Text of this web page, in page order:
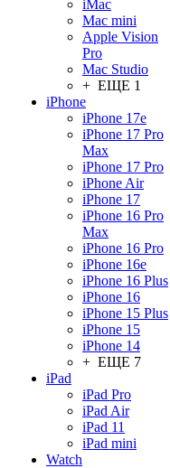
iMac
Mac mini
Apple Vision
Pro
Mac Studio
+ ЕЩЕ 1
iPhone
iPhone 17e
iPhone 17 Pro
Max
iPhone 17 Pro
iPhone Air
iPhone 17
iPhone 16 Pro
Max
iPhone 16 Pro
iPhone 16e
iPhone 16 Plus
iPhone 16
iPhone 15 Plus
iPhone 15
iPhone 14
+ ЕЩЕ 7
iPad
iPad Pro
iPad Air
iPad 11
iPad mini
Watch